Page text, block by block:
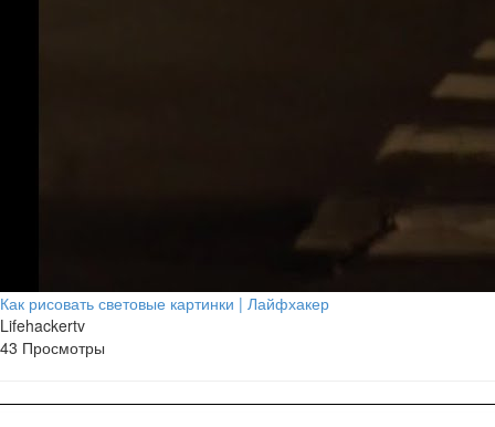
Как рисовать световые картинки | Лайфхакер
Lifehackertv
43 Просмотры